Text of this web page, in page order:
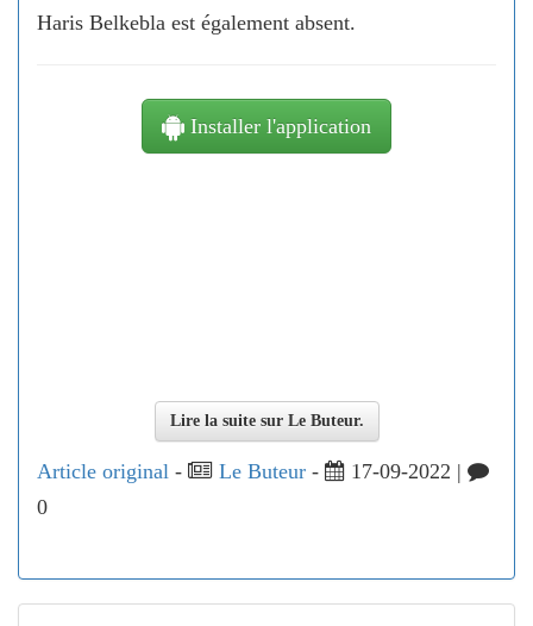
Haris Belkebla est également absent.
Installer l'application
Lire la suite sur Le Buteur.
Article original - Le Buteur -
17-09-2022 |
0